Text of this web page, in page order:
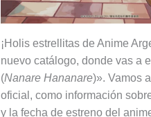
¡Holis estrellitas de Anime
nuevo catálogo, donde vas a
(Nanare Hananare)». Vamos
oficial, como información
y la fecha de estreno del